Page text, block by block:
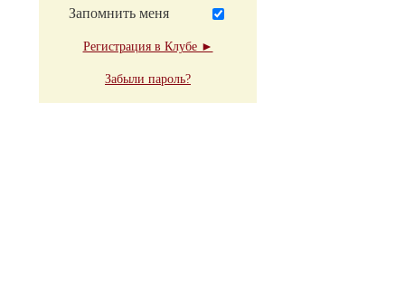
Запомнить меня
Регистрация в Клубе ►
Забыли пароль?